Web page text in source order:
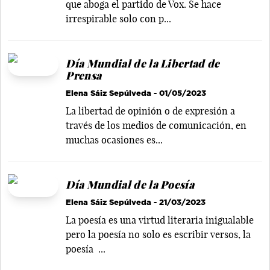
que aboga el partido de Vox. Se hace
irrespirable solo con p...
Día Mundial de la Libertad de
Prensa
Elena Sáiz Sepúlveda - 01/05/2023
La libertad de opinión o de expresión a
través de los medios de comunicación, en
muchas ocasiones es...
Día Mundial de la Poesía
Elena Sáiz Sepúlveda - 21/03/2023
La poesía es una virtud literaria inigualable
pero la poesía no solo es escribir versos, la
poesía ...